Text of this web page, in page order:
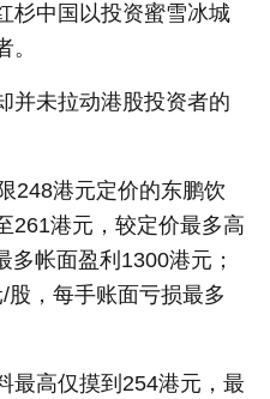
杉中国以投资蜜雪冰城
并未拉动港股投资者的
248港元定价的东鹏饮
261港元，较定价最多高
帐面盈利1300港元；
，每手账面亏损最多
最高仅摸到254港元，最